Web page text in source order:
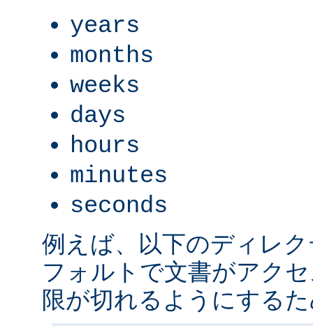
years
months
weeks
days
hours
minutes
seconds
例えば、以下のディレ
フォルトで文書がアク
限が切れるようにする